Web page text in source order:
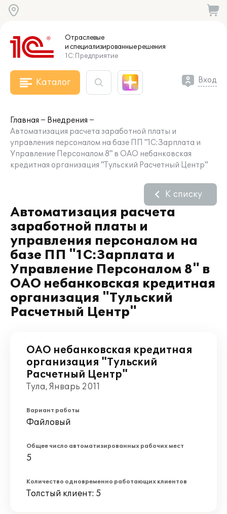
Отраслевые
и специализированныерешения
1С:Предприятие
Каталог Вход
Главная
Внедрения
Автоматизация расчета заработной платы и
управления персоналом на базе ПП "1С:Зарплата и
Управление Персоналом 8" в ОАО небанковская
кредитная организация "Тульский Расчетный Центр"
Автоматизация расчета
заработной платы и
управления персоналом на
базе ПП "1С:Зарплата и
Управление Персоналом 8" в
ОАО небанковская кредитная
организация "Тульский
Расчетный Центр"
К списку
ОАО небанковская кредитная
организация "Тульский
Расчетный Центр"
Тула, Январь 2011
Вариант работы
Файловый
Общее число автоматизированных рабочих мест
5
Количество одновременно работающих клиентов
Толстый клиент: 5